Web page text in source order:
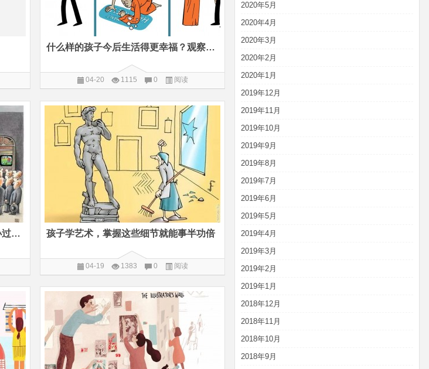
2020年5月
2020年4月
2020年3月
2020年2月
2020年1月
2019年12月
2019年11月
2019年10月
2019年9月
2019年8月
2019年7月
2019年6月
2019年5月
2019年4月
2019年3月
2019年2月
2019年1月
2018年12月
2018年11月
2018年10月
2018年9月
什么样的孩子今后生活得更幸福？观察8000个家庭后的发现
04-20 1115 0 阅读
带孩子必去的欧洲顶级博物馆，从小过诗意栖居的人生 孩子学艺术，掌握这些细节就能事半功倍
04-19 1383 0 阅读